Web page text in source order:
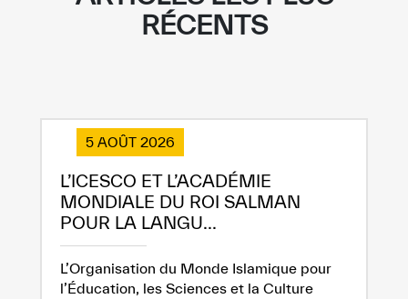
RÉCENTS
5 AOÛT 2026
L’ICESCO ET L’ACADÉMIE
MONDIALE DU ROI SALMAN
POUR LA LANGU...
L’Organisation du Monde Islamique pour
l’Éducation, les Sciences et la Culture